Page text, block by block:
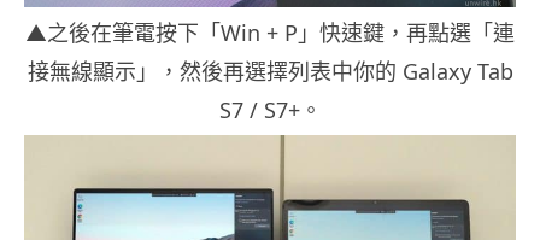
▲之後在筆電按下「Win + P」快速鍵，再點選「連
接無線顯示」，然後再選擇列表中你的 Galaxy Tab
S7 / S7+。